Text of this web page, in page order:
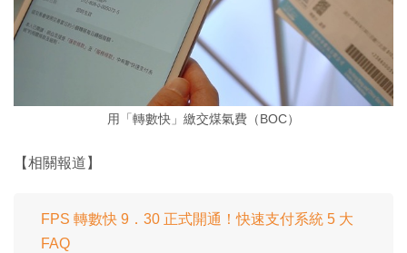
用「轉數快」繳交煤氣費（BOC）
【相關報道】
FPS 轉數快 9．30 正式開通！快速支付系統 5 大
FAQ